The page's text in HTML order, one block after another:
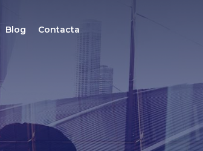
Blog Contacta